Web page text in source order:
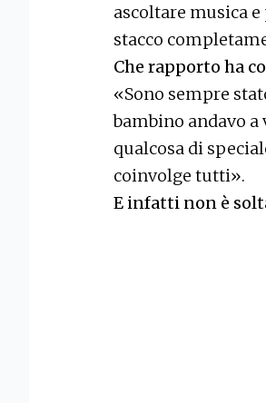
ascoltare musica
stacco
Che rapporto ha
«Sono sempre
bambino andavo
qualcosa di
coinvolge tutti».
E infatti non è